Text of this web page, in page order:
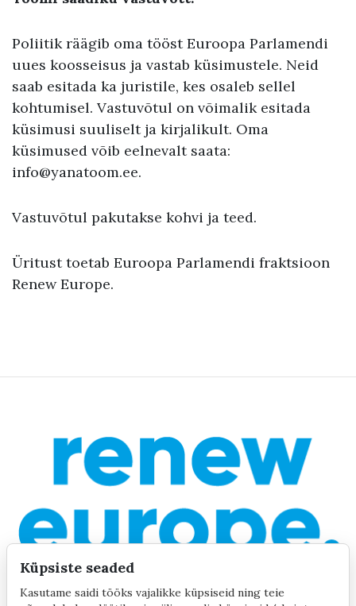
Poliitik räägib oma tööst Euroopa Parlamendi
uues koosseisus ja vastab küsimustele. Neid
saab esitada ka juristile, kes osaleb sellel
kohtumisel. Vastuvõtul on võimalik esitada
küsimusi suuliselt ja kirjalikult. Oma
küsimused võib eelnevalt saata:
info@yanatoom.ee.
Vastuvõtul pakutakse kohvi ja teed.
Üritust toetab Euroopa Parlamendi fraktsioon
Renew Europe.
Küpsiste seaded
Kasutame saidi tööks vajalikke küpsiseid ning teie